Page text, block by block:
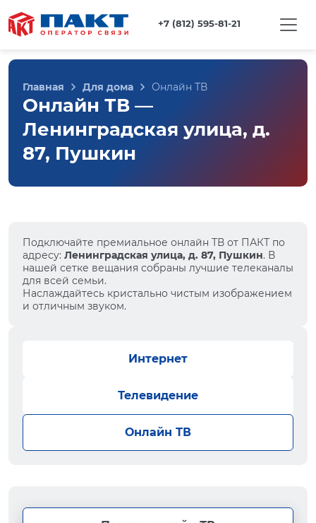
+7 (812) 595-81-21
Главная Для дома Онлайн ТВ
Онлайн ТВ —
Ленинградская улица, д.
87, Пушкин
Подключайте премиальное онлайн ТВ от ПАКТ по
адресу: Ленинградская улица, д. 87, Пушкин. В
нашей сетке вещания собраны лучшие телеканалы
для всей семьи.
Наслаждайтесь кристально чистым изображением
и отличным звуком.
Интернет
Телевидение
Онлайн ТВ